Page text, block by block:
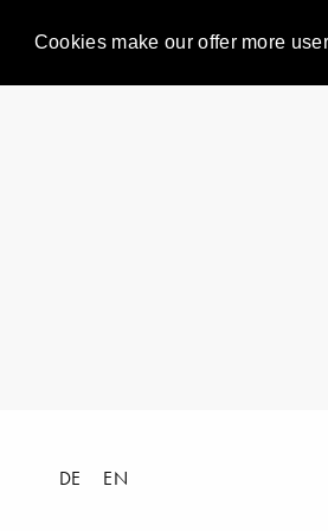
Cookies make our offer more
DE EN